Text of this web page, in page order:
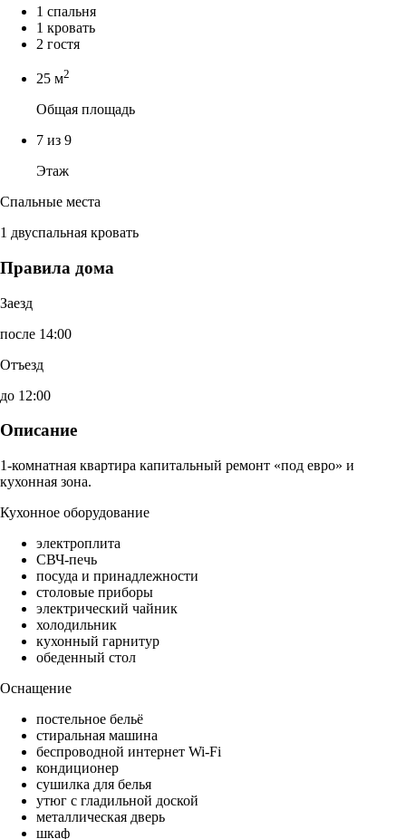
1 спальня
1 кровать
2 гостя
25 м2
Общая площадь
7 из 9
Этаж
Спальные места
1 двуспальная кровать
Правила дома
Заезд
после 14:00
Отъезд
до 12:00
Описание
1-комнатная квартира капитальный ремонт «под евро» и
кухонная зона.
Кухонное оборудование
электроплита
СВЧ-печь
посуда и принадлежности
столовые приборы
электрический чайник
холодильник
кухонный гарнитур
обеденный стол
Оснащение
постельное бельё
стиральная машина
беспроводной интернет Wi-Fi
кондиционер
сушилка для белья
утюг с гладильной доской
металлическая дверь
шкаф